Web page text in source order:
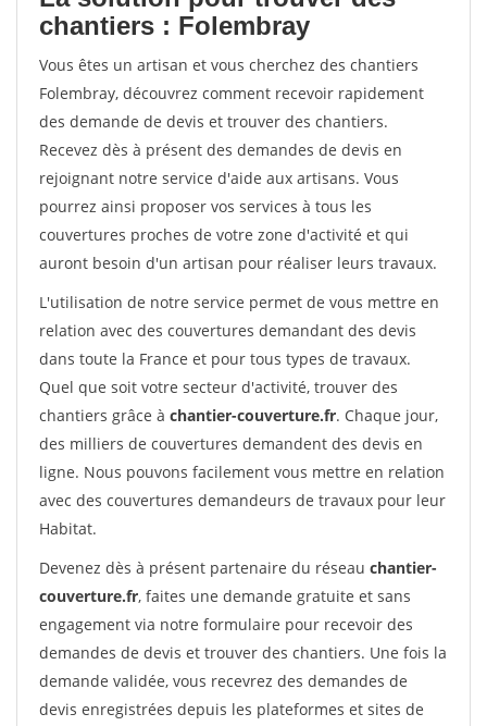
chantiers : Folembray
Vous êtes un artisan et vous cherchez des chantiers
Folembray, découvrez comment recevoir rapidement
des demande de devis et trouver des chantiers.
Recevez dès à présent des demandes de devis en
rejoignant notre service d'aide aux artisans. Vous
pourrez ainsi proposer vos services à tous les
couvertures proches de votre zone d'activité et qui
auront besoin d'un artisan pour réaliser leurs travaux.
L'utilisation de notre service permet de vous mettre en
relation avec des couvertures demandant des devis
dans toute la France et pour tous types de travaux.
Quel que soit votre secteur d'activité, trouver des
chantiers grâce à chantier-couverture.fr. Chaque jour,
des milliers de couvertures demandent des devis en
ligne. Nous pouvons facilement vous mettre en relation
avec des couvertures demandeurs de travaux pour leur
Habitat.
Devenez dès à présent partenaire du réseau chantier-
couverture.fr, faites une demande gratuite et sans
engagement via notre formulaire pour recevoir des
demandes de devis et trouver des chantiers. Une fois la
demande validée, vous recevrez des demandes de
devis enregistrées depuis les plateformes et sites de